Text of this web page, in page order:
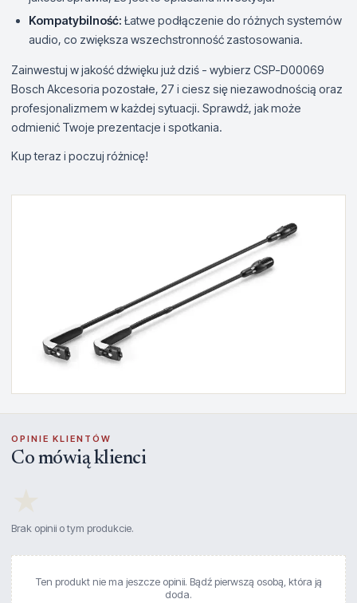
Kompatybilność: Łatwe podłączenie do różnych systemów
audio, co zwiększa wszechstronność zastosowania.
Zainwestuj w jakość dźwięku już dziś - wybierz CSP-D00069
Bosch Akcesoria pozostałe, 27 i ciesz się niezawodnością oraz
profesjonalizmem w każdej sytuacji. Sprawdź, jak może
odmienić Twoje prezentacje i spotkania.
Kup teraz i poczuj różnicę!
OPINIE KLIENTÓW
Co mówią klienci
Brak opinii o tym produkcie.
Ten produkt nie ma jeszcze opinii. Bądź pierwszą osobą, która ją
doda.